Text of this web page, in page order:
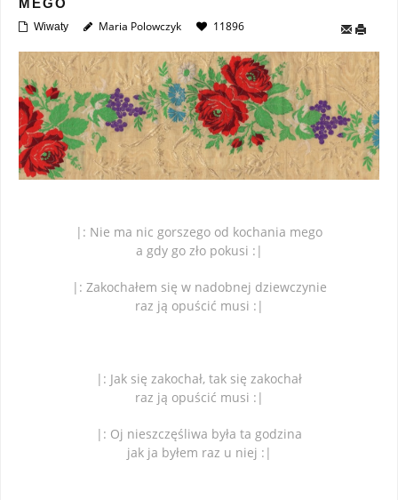
Wiwaty Maria Polowczyk 11896
|: Nie ma nic gorszego od kochania mego
a gdy go zło pokusi :|
|: Zakochałem się w nadobnej dziewczynie
raz ją opuścić musi :|
|: Jak się zakochał, tak się zakochał
raz ją opuścić musi :|
|: Oj nieszczęśliwa była ta godzina
jak ja byłem raz u niej :|